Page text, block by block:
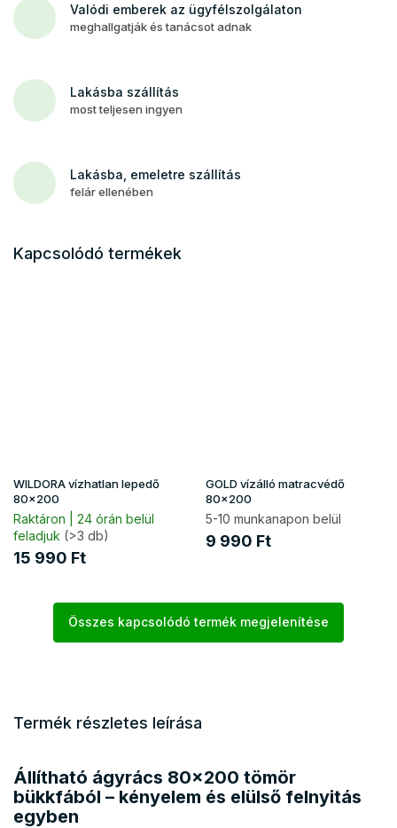
Valódi emberek az ügyfélszolgálaton
meghallgatják és tanácsot adnak
Lakásba szállítás
most teljesen ingyen
Lakásba, emeletre szállítás
felár ellenében
Kapcsolódó termékek
WILDORA vízhatlan lepedő
80x200
Raktáron | 24 órán belül
feladjuk (>3 db)
15 990 Ft
GOLD vízálló matracvédő
80x200
5-10 munkanapon belül
9 990 Ft
Összes kapcsolódó termék megjelenítése
Termék részletes leírása
Állítható ágyrács 80x200 tömör
bükkfából – kényelem és elülső felnyitás
egyben